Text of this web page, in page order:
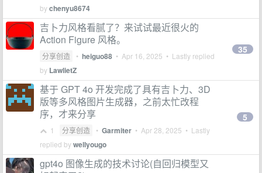
bychenyu8674
吉卜力风格看腻了？来试试最近很火的
Action Figure 风格。
分享创造 • heiguo88 • Apr 16, 2025 • Lastly replied
by LawlietZ
35
基于 GPT 4o 开发完成了具有吉卜力、3D
版等多风格图片生成器，之前太忙改程
序，才来分享
1 分享创造 • Garmiter • Apr 28, 2025 • Lastly
replied bywellyougo
5
gpt4o 图像生成的技术讨论(自回归模型又